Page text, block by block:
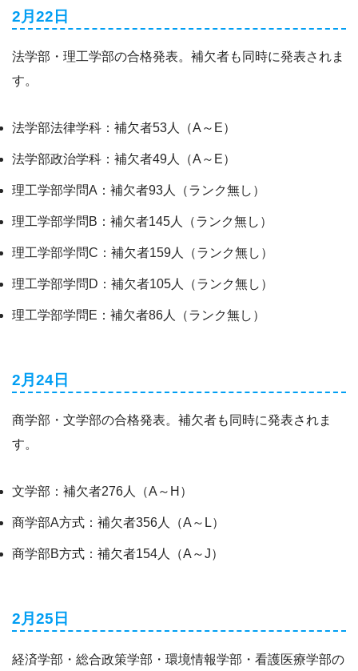
2月22日
法学部・理工学部の合格発表。補欠者も同時に発表されま
す。
法学部法律学科：補欠者53人（A～E）
法学部政治学科：補欠者49人（A～E）
理工学部学問A：補欠者93人（ランク無し）
理工学部学問B：補欠者145人（ランク無し）
理工学部学問C：補欠者159人（ランク無し）
理工学部学問D：補欠者105人（ランク無し）
理工学部学問E：補欠者86人（ランク無し）
2月24日
商学部・文学部の合格発表。補欠者も同時に発表されま
す。
文学部：補欠者276人（A～H）
商学部A方式：補欠者356人（A～L）
商学部B方式：補欠者154人（A～J）
2月25日
経済学部・総合政策学部・環境情報学部・看護医療学部の